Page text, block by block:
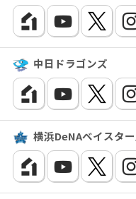
中日ドラゴンズ
横浜DeNAベイスタ